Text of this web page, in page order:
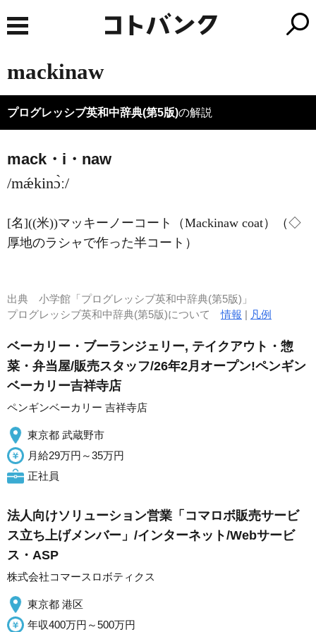
mackinaw
プログレッシブ英和中辞典(第5版)の解説
mack・i・naw
/mǽkinɔ̀ː/
[名]((米))マッキーノーコート（Mackinaw coat）（◇
厚地のラシャで作った半コート）
出典 小学館「プログレッシブ英和中辞典(第5版)」
プログレッシブ英和中辞典(第5版)について情報 | 凡例
ベーカリー・ブーランジェリー, テイクアウト・惣
菜・弁当屋/販売スタッフ/26年2月オープン!ペンギン
ベーカリー吉祥寺店
ペンギンベーカリー 吉祥寺店
東京都 武蔵野市
月給29万円～35万円
正社員
法人向けソリューション営業「コマロボ販売サービ
ス立ち上げメンバー」/インターネット/Webサービ
ス・ASP
株式会社コマースロボティクス
東京都 港区
年収400万円～500万円